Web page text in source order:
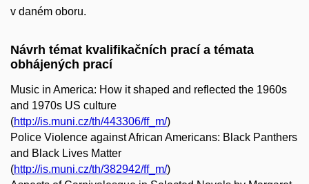
v daném oboru.
Návrh témat kvalifikačních prací a témata
obhájených prací
Music in America: How it shaped and reflected the 1960s
and 1970s US culture
(http://is.muni.cz/th/443306/ff_m/)
Police Violence against African Americans: Black Panthers
and Black Lives Matter
(http://is.muni.cz/th/382942/ff_m/)